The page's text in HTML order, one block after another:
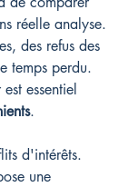
réelle analyse.
des refus des
temps perdu.
essentiel
.
d'intérêts.
une